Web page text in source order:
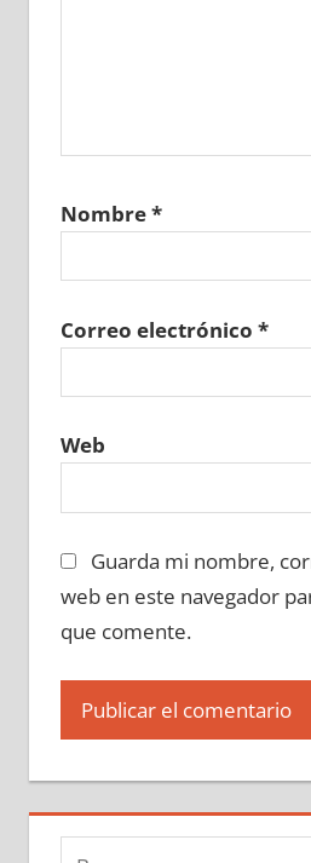
Nombre*
Correo electrónico *
Web
Guarda mi nombre,
web en este navegador
que comente.